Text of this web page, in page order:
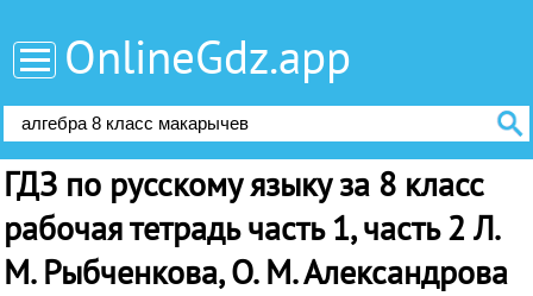
OnlineGdz.app
ГДЗ по русскому языку за 8 класс
рабочая тетрадь часть 1, часть 2 Л.
М. Рыбченкова, О. М. Александрова